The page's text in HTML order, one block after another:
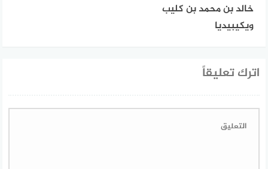
خالد بن محمد بن كليب
ويكيبيديا
اترك تعليقاً